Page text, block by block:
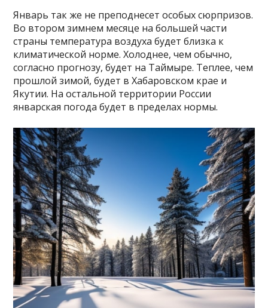
Январь так же не преподнесет особых сюрпризов.
Во втором зимнем месяце на большей части
страны температура воздуха будет близка к
климатической норме. Холоднее, чем обычно,
согласно прогнозу, будет на Таймыре. Теплее, чем
прошлой зимой, будет в Хабаровском крае и
Якутии. На остальной территории России
январская погода будет в пределах нормы.